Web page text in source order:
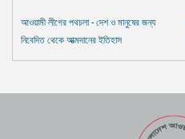
আওয়ামী লীগের পথচলা - দেশ ও মানুষের জন্য
নিবেদিত থেকে আত্মদানের ইতিহাস